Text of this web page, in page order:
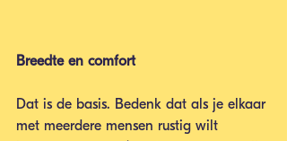
Breedte en comfort
Dat is de basis. Bedenk dat als je elkaar
met meerdere mensen rustig wilt